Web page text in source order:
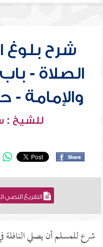
شرح بلوغ
الصلاة -
والإمامة - حديث
للشيخ :
التفريغ النصي
شرع للمسلم أن يصلي النافلة